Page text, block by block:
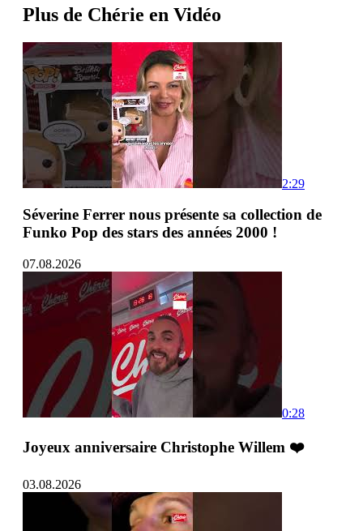
Plus de Chérie en Vidéo
2:29
Séverine Ferrer nous présente sa collection de
Funko Pop des stars des années 2000 !
07.08.2026
0:28
Joyeux anniversaire Christophe Willem ❤️
03.08.2026